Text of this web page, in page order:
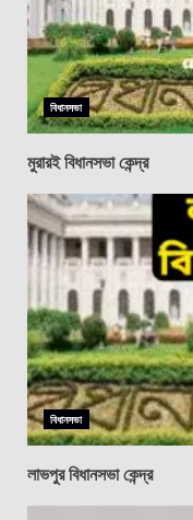
বিধানসভা
মুরারই বিধানসভা কেন্দ্র
বিধানসভা
লাভপুর বিধানসভা কেন্দ্র